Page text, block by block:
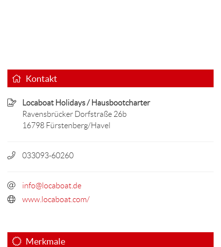
Kontakt
Locaboat Holidays / Hausbootcharter
Ravensbrücker Dorfstraße 26b
16798 Fürstenberg/Havel
033093-60260
info@locaboat.de
www.locaboat.com/
Merkmale